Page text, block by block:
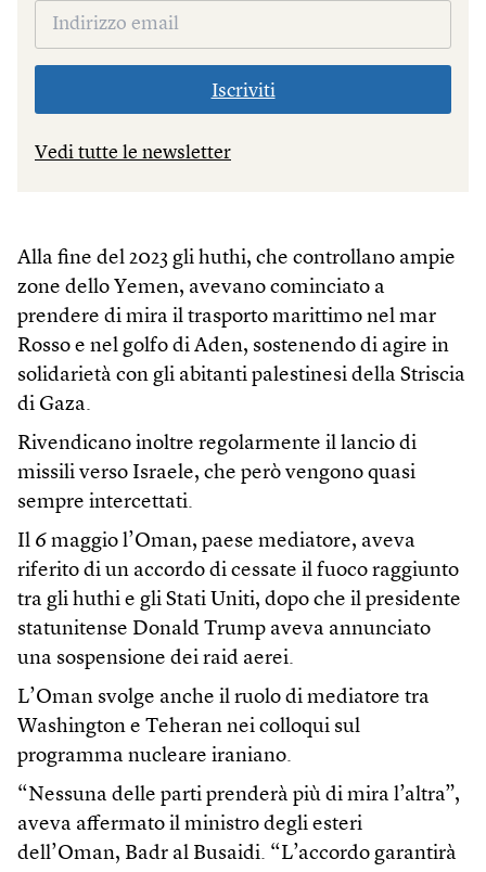
Iscriviti
Vedi tutte le newsletter
Alla fine del 2023 gli huthi, che controllano ampie
zone dello Yemen, avevano cominciato a
prendere di mira il trasporto marittimo nel mar
Rosso e nel golfo di Aden, sostenendo di agire in
solidarietà con gli abitanti palestinesi della Striscia
di Gaza.
Rivendicano inoltre regolarmente il lancio di
missili verso Israele, che però vengono quasi
sempre intercettati.
Il 6 maggio l’Oman, paese mediatore, aveva
riferito di un accordo di cessate il fuoco raggiunto
tra gli huthi e gli Stati Uniti, dopo che il presidente
statunitense Donald Trump aveva annunciato
una sospensione dei raid aerei.
L’Oman svolge anche il ruolo di mediatore tra
Washington e Teheran nei colloqui sul
programma nucleare iraniano.
“Nessuna delle parti prenderà più di mira l’altra”,
aveva affermato il ministro degli esteri
dell’Oman, Badr al Busaidi. “L’accordo garantirà